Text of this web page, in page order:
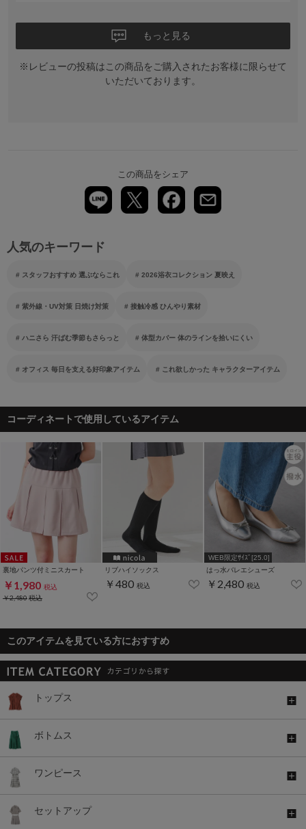
もっと見る
※レビューの投稿はこの商品をご購入されたお客様に限らせて
いただいております。
この商品をシェア
人気のキーワード
スタッフおすすめ 選ぶならこれ 2026浴衣コレクション 夏映え
紫外線・UV対策 日焼け対策 接触冷感 ひんやり素材
ハニさら 汗ばむ季節もさらっと 体型カバー 体のラインを拾いにくい
オフィス 毎日を支える好印象アイテム これ欲しかった キャラクターアイテム
コーディネートで使用しているアイテム
裏地パンツ付ミニスカート
￥1,980 税込
￥2,480税込
リブハイソックス
￥480 税込
WEB限定ｻｲｽﾞ[25.0]
はっ水バレエシューズ
￥2,480 税込
このアイテムを見ている方におすすめ
トップス
ボトムス
ワンピース
セットアップ